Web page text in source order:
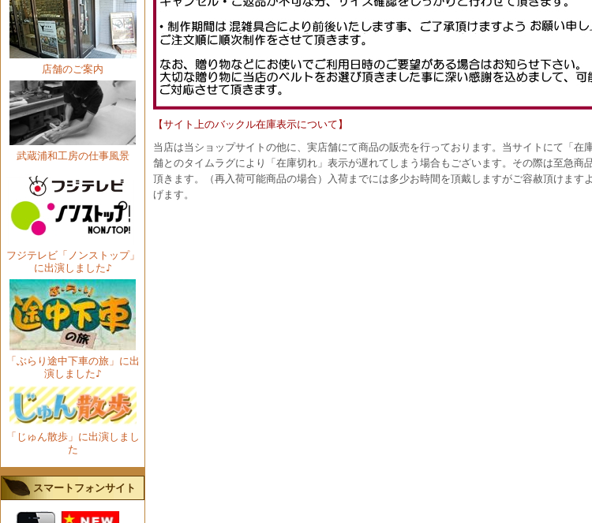
店舗のご案内
武蔵浦和工房の仕事風景
フジテレビ「ノンストップ」
に出演しました♪
「ぶらり途中下車の旅」に出
演しました♪
「じゅん散歩」に出演しまし
た
スマートフォンサイト
【サイト上のバックル在庫表示について】
当店は当ショップサイトの他に、実店舗にて商品の販売を行っております。当サイトにて「在
舗とのタイムラグにより「在庫切れ」表示が遅れてしまう場合もございます。その際は至急商
頂きます。（再入荷可能商品の場合）入荷までには多少お時間を頂戴しますがご容赦頂けます
げます。